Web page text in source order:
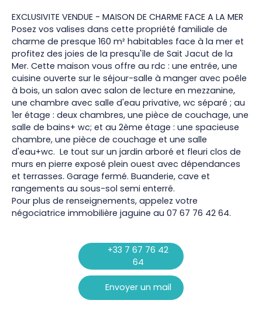
EXCLUSIVITE VENDUE - MAISON DE CHARME FACE A LA MER
Posez vos valises dans cette propriété familiale de
charme de presque 160 m² habitables face à la mer et
profitez des joies de la presqu'île de Sait Jacut de la
Mer. Cette maison vous offre au rdc : une entrée, une
cuisine ouverte sur le séjour-salle à manger avec poêle
à bois, un salon avec salon de lecture en mezzanine,
une chambre avec salle d'eau privative, wc séparé ; au
1er étage : deux chambres, une pièce de couchage, une
salle de bains+ wc; et au 2ème étage : une spacieuse
chambre, une pièce de couchage et une salle
d'eau+wc. Le tout sur un jardin arboré et fleuri clos de
murs en pierre exposé plein ouest avec dépendances
et terrasses. Garage fermé. Buanderie, cave et
rangements au sous-sol semi enterré.
Pour plus de renseignements, appelez votre
négociatrice immobilière jaguine au 07 67 76 42 64.
+33 7 67 76 42
64
Envoyer un mail